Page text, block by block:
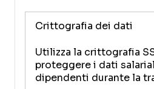
Crittografia dei dati
Utilizza la crittografia
proteggere i dati
dipendenti durante la